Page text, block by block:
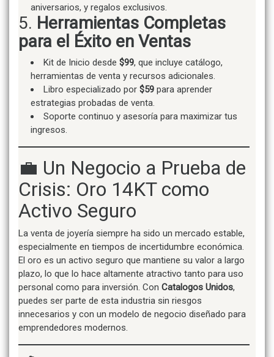
aniversarios, y regalos exclusivos.
5. Herramientas Completas
para el Éxito en Ventas
Kit de Inicio desde $99, que incluye catálogo,
herramientas de venta y recursos adicionales.
Libro especializado por $59 para aprender
estrategias probadas de venta.
Soporte continuo y asesoría para maximizar tus
ingresos.
💼 Un Negocio a Prueba de
Crisis: Oro 14KT como
Activo Seguro
La venta de joyería siempre ha sido un mercado estable,
especialmente en tiempos de incertidumbre económica.
El oro es un activo seguro que mantiene su valor a largo
plazo, lo que lo hace altamente atractivo tanto para uso
personal como para inversión. Con Catalogos Unidos,
puedes ser parte de esta industria sin riesgos
innecesarios y con un modelo de negocio diseñado para
emprendedores modernos.